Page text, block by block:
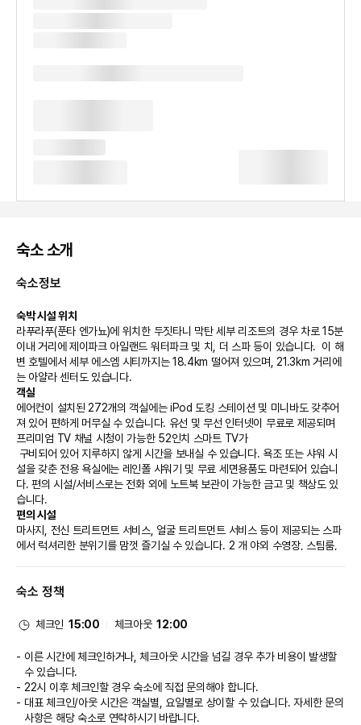
숙소 소개
숙소정보
숙박 시설 위치
라푸라푸(푼타 엔가뇨)에 위치한 두짓타니 막탄 세부 리조트의 경우 차로 15분
이내 거리에 제이파크 아일랜드 워터파크 및 치, 더 스파 등이 있습니다.  이 해
변 호텔에서 세부 에스엠 시티까지는 18.4km 떨어져 있으며, 21.3km 거리에
는 아얄라 센터도 있습니다.
객실
에어컨이 설치된 272개의 객실에는 iPod 도킹 스테이션 및 미니바도 갖추어
져 있어 편하게 머무실 수 있습니다. 유선 및 무선 인터넷이 무료로 제공되며
프리미엄 TV 채널 시청이 가능한 52인치 스마트 TV가
설을 갖춘 전용 욕실에는 레인폴 샤워기 및 무료 세면용품도 마련되어 있습니
다. 편의 시설/서비스로는 전화 외에 노트북 보관이 가능한 금고 및 책상도 있
습니다.
편의 시설
마사지, 전신 트리트먼트 서비스, 얼굴 트리트먼트 서비스 등이 제공되는 스파
에서 럭셔리한 분위기를 맘껏 즐기실 수 있습니다. 2 개 야외 수영장, 스팀룸,
비스로 마련되어 있습니다.
호텔의 레스토랑에서 맛있는 식사를 즐겨보세요. 또는 편하게 24시간 룸서비
료를 마시며 하루를 마무리하실 수 있어요. 아침 식사(풀 브렉퍼스트)를 매일
06:00 ~ 10:00에 유료로 이용하실 수 있습니다.
비즈니스, 기타 편의시설
대표적인 편의 시설과 서비스로는 간편 체크인, 간편 체크아웃, 로비의 무료 신
문 등이 있습니다. 라푸라푸에서의 행사를 계획하시나요? 이 호텔에는 컨퍼런
숙소 정책
체크인 15:00 체크아웃 12:00
이른 시간에 체크인하거나, 체크아웃 시간을 넘길 경우 추가 비용이 발생할
수 있습니다.
22시 이후 체크인할 경우 숙소에 직접 문의해야 합니다.
대표 체크인/아웃 시간은 객실별, 요일별로 상이할 수 있습니다. 자세한 문의
사항은 해당 숙소로 연락하시기 바랍니다.